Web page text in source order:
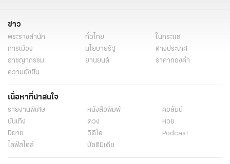
ข่าว
พระราชสำนัก ทั่วไทย
ในกระแส
การเมือง
นโยบายรัฐ
ต่างประเทศ
อาชญากรรม
ยานยนต์
ราคาทองคำ
ความยั่งยืน
เนื้อหาที่น่าสนใจ
รายงานพิเศษ หนังสือพิมพ์
คอลัมน์
บันเทิง
ดวง
หวย
นิยาย
วิดีโอ
Podcast
ไลฟ์สไตล์
มัลติมีเดีย